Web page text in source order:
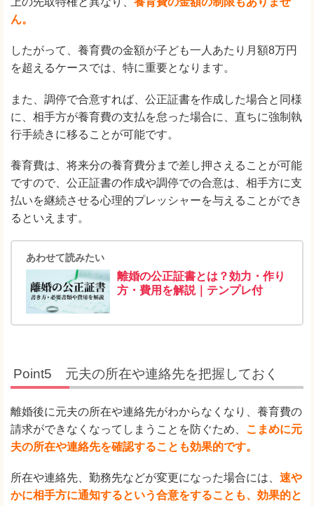
ん。
したがって、養育費の金額が子ども一人あたり月額8万円
を超えるケースでは、特に重要となります。
また、調停で合意すれば、公正証書を作成した場合と同様
に、相手方が養育費の支払を怠った場合に、直ちに強制執
行手続きに移ることが可能です。
養育費は、将来分の養育費分まで差し押さえることが可能
ですので、公正証書の作成や調停での合意は、相手方に支
払いを継続させる心理的プレッシャーを与えることができ
るといえます。
あわせて読みたい
離婚の公正証書とは？効力・作り
方・費用を解説｜テンプレ付
Point5 元夫の所在や連絡先を把握しておく
離婚後に元夫の所在や連絡先がわからなくなり、養育費の
請求ができなくなってしまうことを防ぐため、 こまめに元
夫の所在や連絡先を確認することも効果的です。
所在や連絡先、勤務先などが変更になった場合には、 速や
かに相手方に通知するという合意をすることも、効果的と